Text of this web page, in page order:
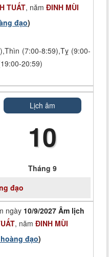
TUẤT, năm ĐINH MÙI
đạo)
(7:00-8:59),Tỵ (9:00-
20:59)
Lịch âm
10
Tháng 9
đạo
ngày 10/9/2027 Âm lịch
, năm ĐINH MÙI
đạo)